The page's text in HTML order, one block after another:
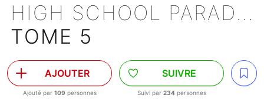
HIGH SCHOOL PARADISE
TOME 5
AJOUTER
Ajouté par 109 personnes
SUIVRE
Suivi par 234personnes